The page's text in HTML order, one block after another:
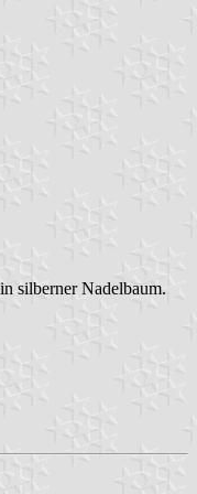
silberner Nadelbaum.